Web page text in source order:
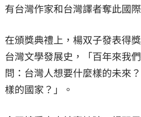
有台灣作家和台灣譯者奪此國
在頒獎典禮上，楊双子發表得
台灣文學發展史，「百年來我
問：台灣人想要什麼樣的未來
樣的國家？」。